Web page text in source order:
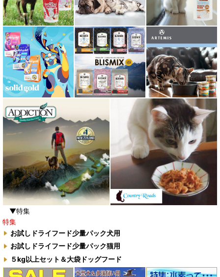
▼特集
特集
お試しドライフード少量パック犬用
お試しドライフード少量パック猫用
５kg以上セット＆大袋ドッグフード